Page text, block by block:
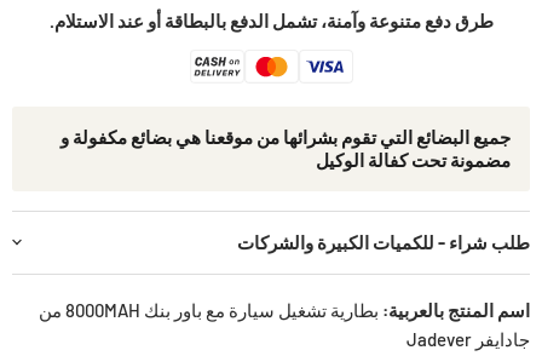
طرق دفع متنوعة وآمنة، تشمل الدفع بالبطاقة أو عند الاستلام.
جمیع البضائع التي تقوم بشرائھا من موقعنا ھي بضائع مكفولة و
مضمونة تحت كفالة الوكيل
طلب شراء - للكميات الكبيرة والشركات
اسم المنتج بالعربية:
بطارية تشغيل سيارة مع باور بنك 8000MAH من
جادايفر Jadever